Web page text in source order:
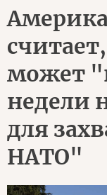
может
недели
для
НАТО"